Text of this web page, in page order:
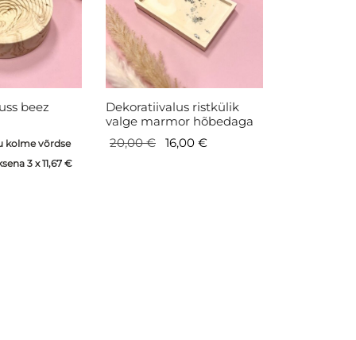
beez
kolme võrdse
3 x11,67€
Dekoratiivalus ristkülik
valge marmor hõbedaga
20,00€
Algne
16,00 €